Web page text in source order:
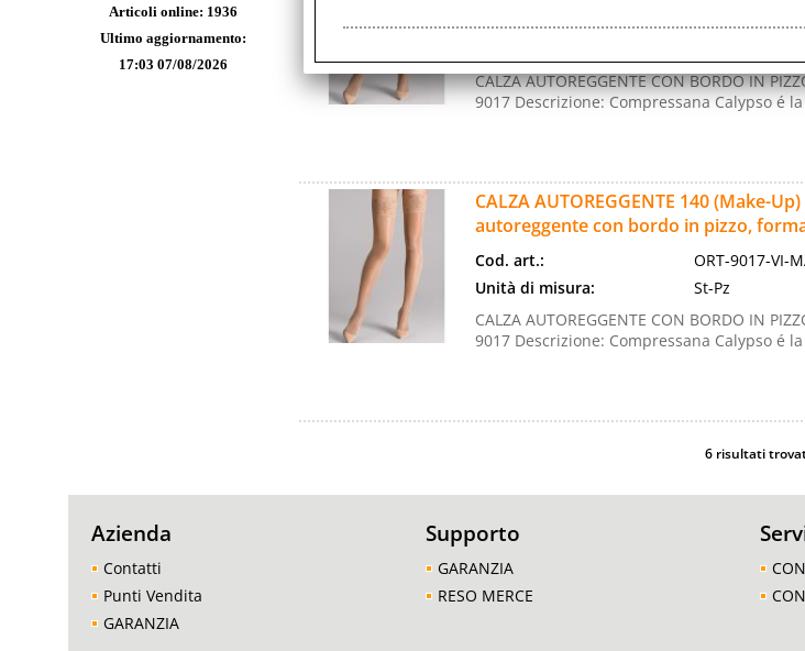
Articoli online: 1936
Ultimo aggiornamento:
17:03 07/08/2026
Cod. art.:
ORT-9017-V-
CALZA AUTOREGGENTE CON BORDO IN
9017 Descrizione: Compressana Calypso é
CALZA AUTOREGGENTE 140 (Make-
autoreggente con bordo in pizzo,
Cod. art.:
ORT-9017-VI-
Unità di misura:
St-Pz
CALZA AUTOREGGENTE CON BORDO IN
9017 Descrizione: Compressana Calypso é
6 risultati
Azienda
Contatti
Punti Vendita
GARANZIA
Supporto
GARANZIA
RESO MERCE